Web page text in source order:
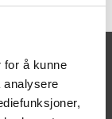
for å kunne
analysere